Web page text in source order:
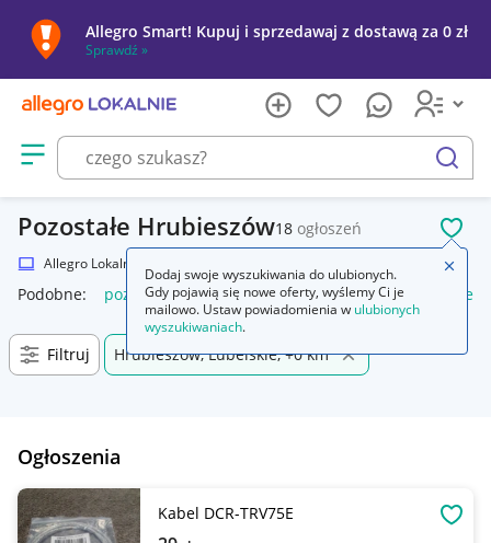
Allegro Smart! Kupuj i sprzedawaj z dostawą za 0 zł
Sprawdź »
Otwórz menu z kategoriami
szukaj
Pozostałe Hrubieszów18 ogłoszeń
Allegro Lokalnie
Podobne: pozostałe łóżka pozostałe pozostałe miasta i
Filtruj Hrubieszów, Lubelskie, +0 km
Ogłoszenia
Kabel DCR-TRV75E
Dodaj swoje wyszukiwania do ulubionych.
Gdy pojawią się nowe oferty, wyślemy Ci je
mailowo. Ustaw powiadomienia w ulubionych
wyszukiwaniach.